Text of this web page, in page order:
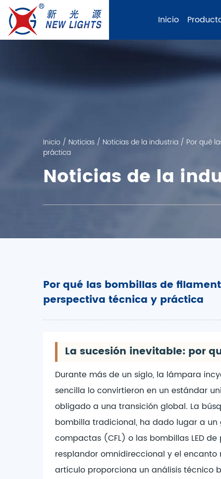
Inicio
Inicio / Noticias / Noticias de la industria / Por qué
práctica
Noticias de la
Por qué las bombillas de
perspectiva técnica y práctica
La sucesión inevitable: por
Durante más de un siglo, la lámpara
sencilla lo convirtieron en un estándar
obligado a una transición global. La
bombilla tradicional, ha dado lugar a
compactas (CFL) o las bombillas LED
resplandor omnidireccional y el encanto
artículo proporciona un análisis técnico